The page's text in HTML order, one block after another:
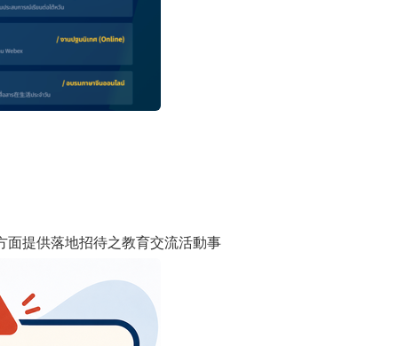
面提供落地招待之教育交流活動事